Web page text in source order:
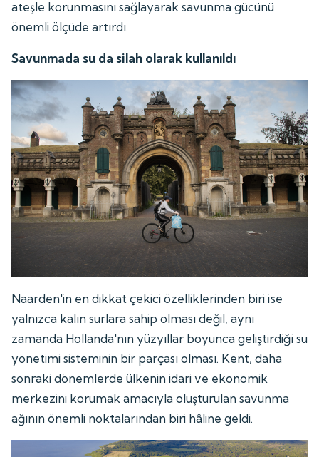
ateşle korunmasını sağlayarak savunma gücünü
önemli ölçüde artırdı.
Savunmada su da silah olarak kullanıldı
Naarden'in en dikkat çekici özelliklerinden biri ise
yalnızca kalın surlara sahip olması değil, aynı
zamanda Hollanda'nın yüzyıllar boyunca geliştirdiği su
yönetimi sisteminin bir parçası olması. Kent, daha
sonraki dönemlerde ülkenin idari ve ekonomik
merkezini korumak amacıyla oluşturulan savunma
ağının önemli noktalarından biri hâline geldi.